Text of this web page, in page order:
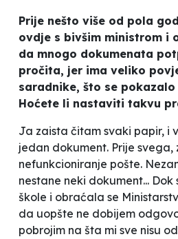
Prije nešto više od pola
ovdje s bivšim ministrom i
da mnogo dokumenata
pročita, jer ima veliko
saradnike, što se
Hoćete li nastaviti takvu
Ja zaista čitam svaki papir, i
jedan dokument. Prije svega,
nefunkcioniranje pošte.
nestane neki dokument...
škole i obraćala se
da uopšte ne dobijem
pobrojim na šta mi sve nisu